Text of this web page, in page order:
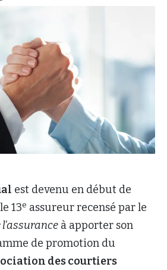
est devenu en début de
13e assureur recensé par le
à apporter son
de promotion du
des courtiers